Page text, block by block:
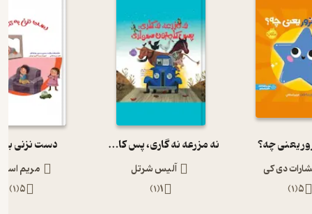
یعنی چه؟
دی کی
5
(
1
)
نه مزرعه نه گاری، پس کامیون سواری
آلیس شرتل
1
(
1
)
دست نزنی به
مریم
5
(
1
)